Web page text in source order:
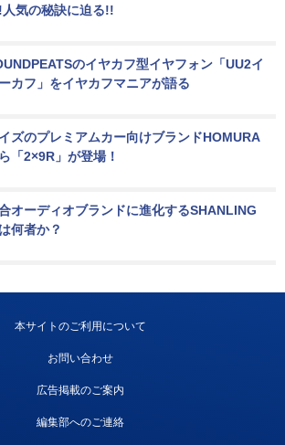
人気の秘訣に迫る!!
のイヤカフ型イヤフォン「UU2イ
カフ」をイヤカフマニアが語る
ズのプレミアムカー向けブランドHOMURA
「2×9R」が登場！
オーディオブランドに進化するSHANLING
何者か？
本サイトのご利用について
お問い合わせ
広告掲載のご案内
編集部へのご連絡